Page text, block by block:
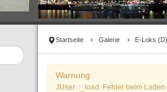
Startseite Galerie E-Loks (D)
Warnung
JUser: :_load: Fehler beim